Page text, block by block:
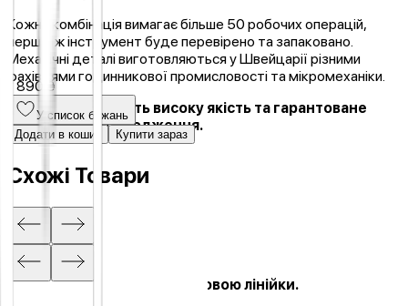
Кожна комбінація вимагає більше 50 робочих операцій,
перш ніж інструмент буде перевірено та запаковано.
Механічні деталі виготовляються у Швейцарії різними
фахівцями годинникової промисловості та мікромеханіки.
Інструменти мають високу якість та гарантоване
європейське походження.
Ручки є універсальною основою лінійки.
1 890 ₴
У список бажань
Додати в кошик
Купити зараз
Схожі Товари